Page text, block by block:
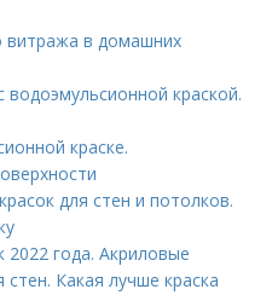
витража в домашних
краской.
краске.
для стен и потолков.
2022 года. Акриловые
Какая лучше краска